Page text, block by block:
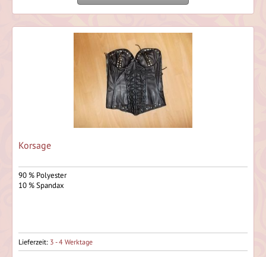
Korsage
90 % Polyester
10 % Spandax
Lieferzeit: 3 - 4 Werktage